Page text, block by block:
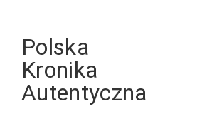
contentPolska
Kronika
Autentyczna